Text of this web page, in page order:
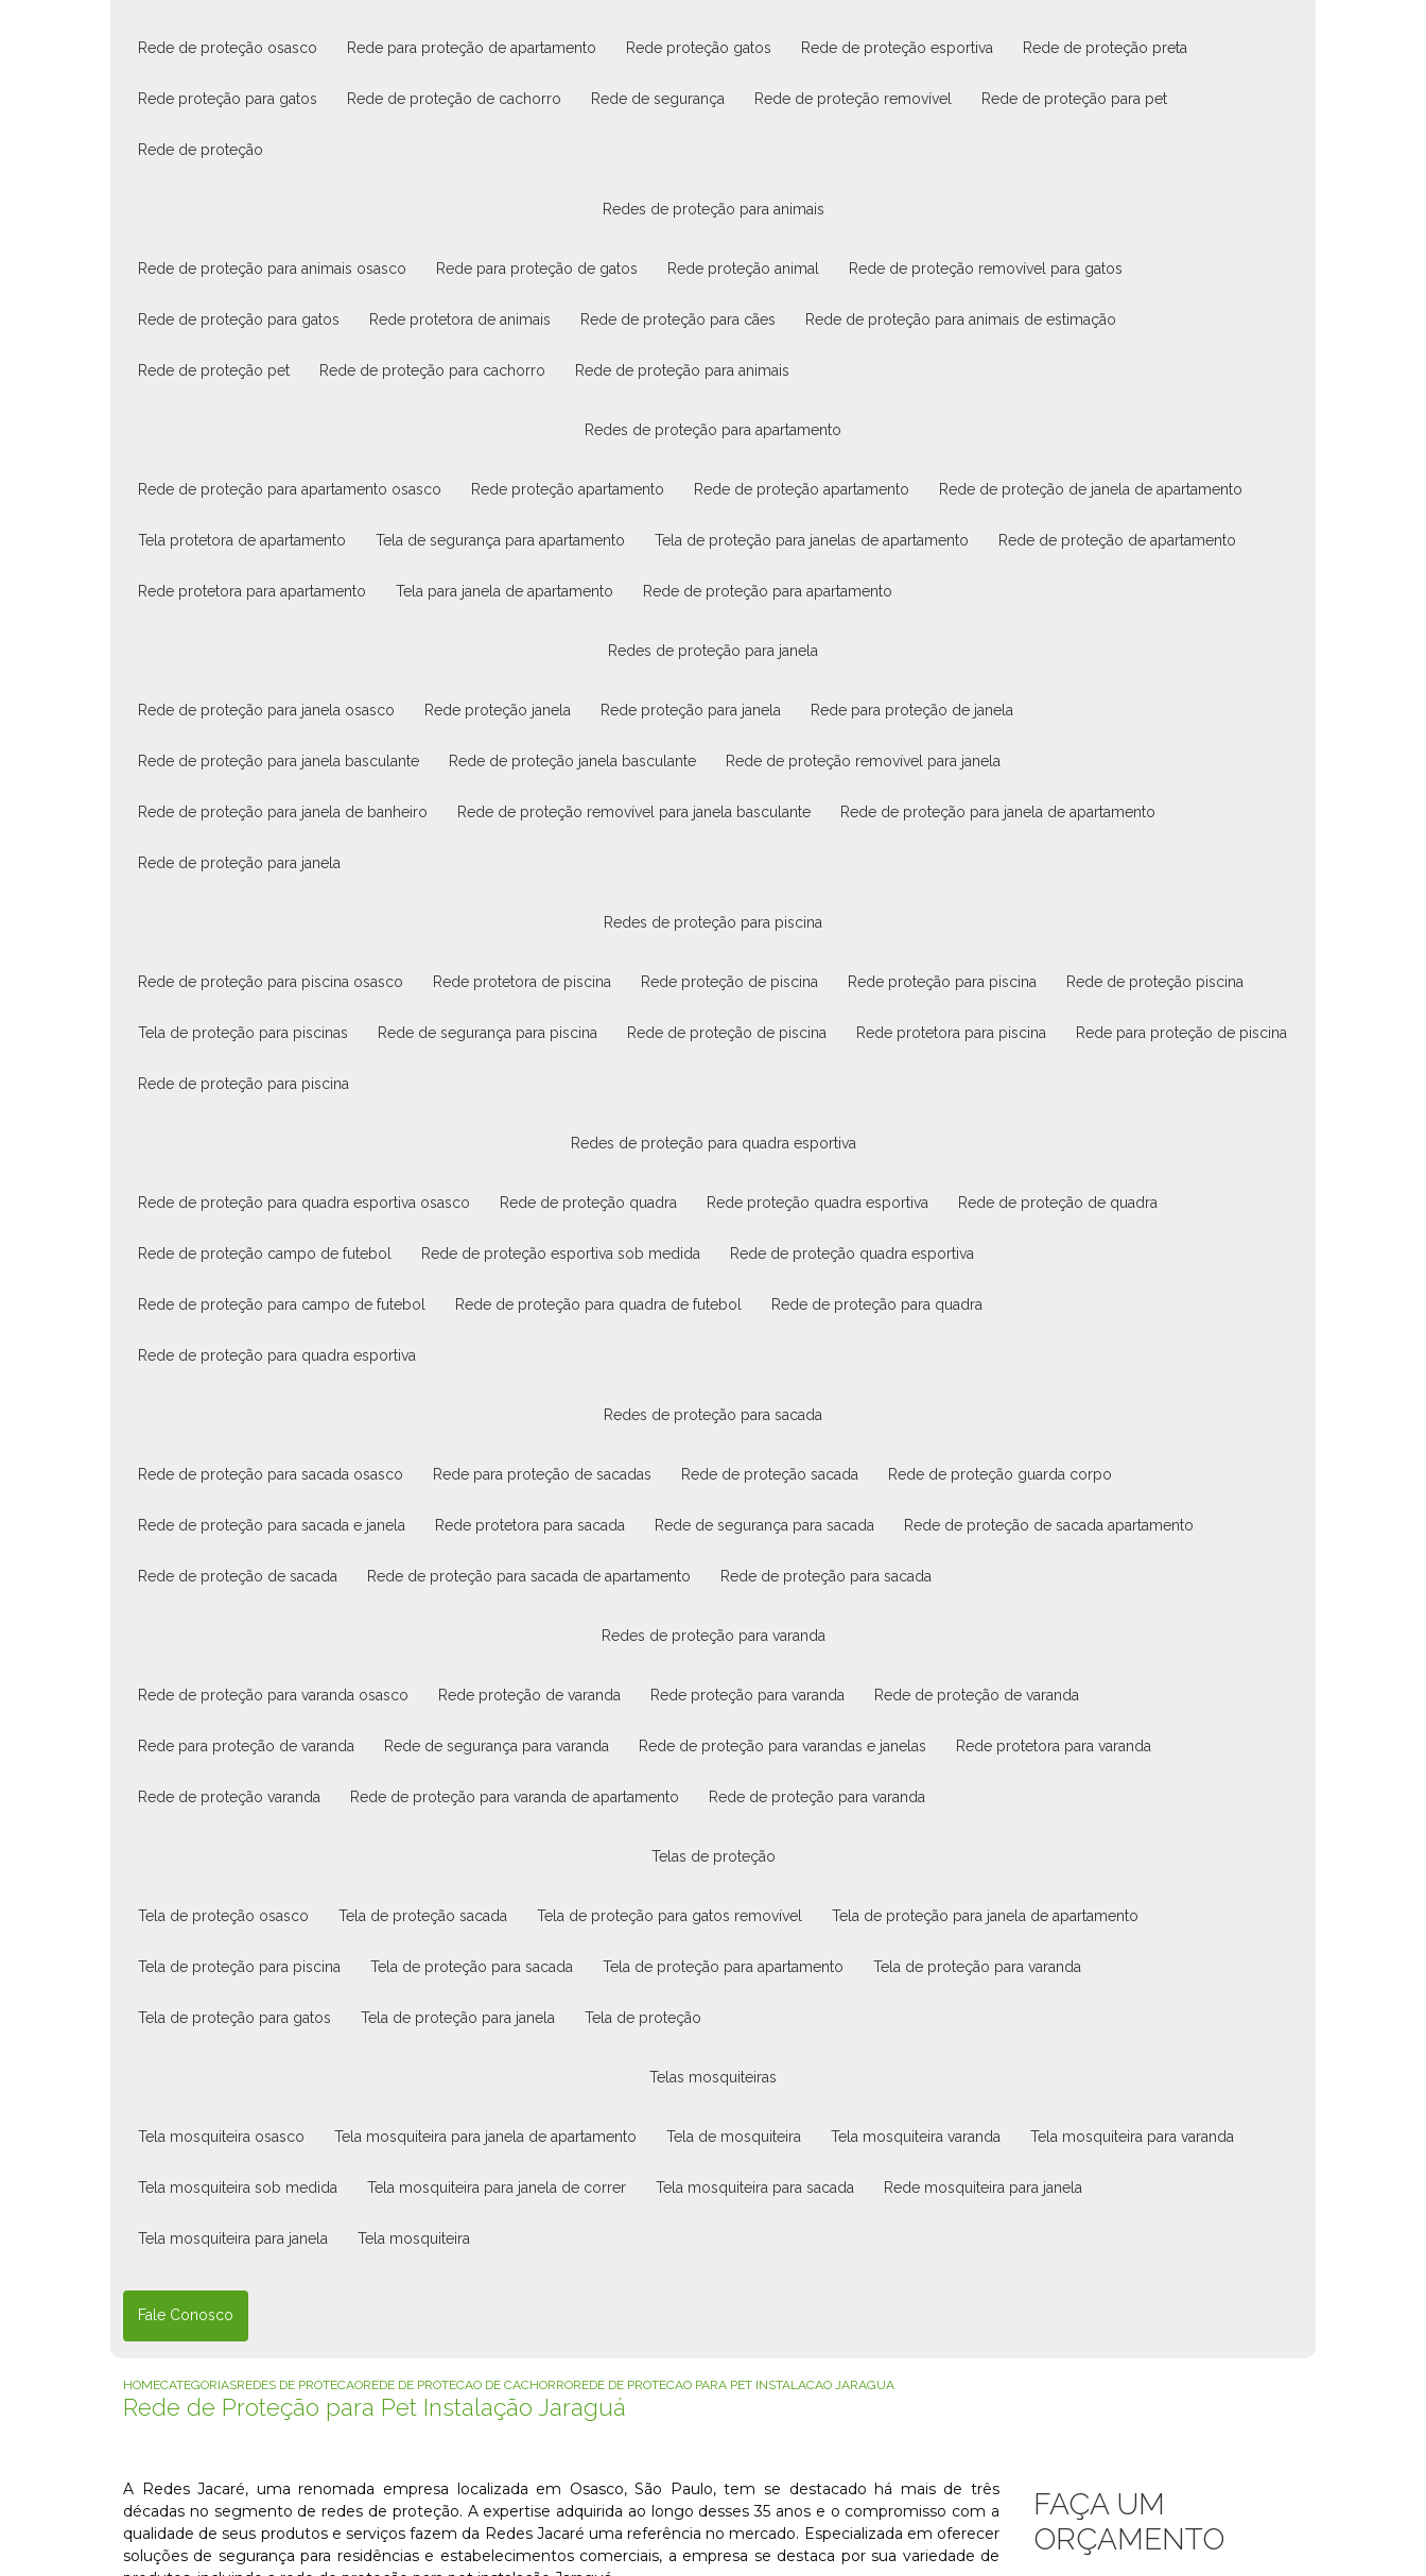
rede de proteção osasco rede para proteção de apartamento rede proteção gatos rede de proteção esportiva rede de proteção preta
rede proteção para gatos rede de proteção de cachorro rede de segurança rede de proteção removível rede de proteção para pet
rede de proteção
redes de proteção para animais
rede de proteção para animais osasco rede para proteção de gatos rede proteção animal rede de proteção removível para gatos
rede de proteção para gatos rede protetora de animais rede de proteção para cães rede de proteção para animais de estimação
rede de proteção pet rede de proteção para cachorro rede de proteção para animais
redes de proteção para apartamento
rede de proteção para apartamento osasco rede proteção apartamento rede de proteção apartamento rede de proteção de janela de apartamento
tela protetora de apartamento tela de segurança para apartamento tela de proteção para janelas de apartamento rede de proteção de apartamento
rede protetora para apartamento tela para janela de apartamento rede de proteção para apartamento
redes de proteção para janela
rede de proteção para janela osasco rede proteção janela rede proteção para janela rede para proteção de janela
rede de proteção para janela basculante rede de proteção janela basculante rede de proteção removível para janela
rede de proteção para janela de banheiro rede de proteção removível para janela basculante rede de proteção para janela de apartamento
rede de proteção para janela
redes de proteção para piscina
rede de proteção para piscina osasco rede protetora de piscina rede proteção de piscina rede proteção para piscina rede de proteção piscina
tela de proteção para piscinas rede de segurança para piscina rede de proteção de piscina rede protetora para piscina rede para proteção de piscina
rede de proteção para piscina
redes de proteção para quadra esportiva
rede de proteção para quadra esportiva osasco rede de proteção quadra rede proteção quadra esportiva rede de proteção de quadra
rede de proteção campo de futebol rede de proteção esportiva sob medida rede de proteção quadra esportiva
rede de proteção para campo de futebol rede de proteção para quadra de futebol rede de proteção para quadra
rede de proteção para quadra esportiva
redes de proteção para sacada
rede de proteção para sacada osasco rede para proteção de sacadas rede de proteção sacada rede de proteção guarda corpo
rede de proteção para sacada e janela rede protetora para sacada rede de segurança para sacada rede de proteção de sacada apartamento
rede de proteção de sacada rede de proteção para sacada de apartamento rede de proteção para sacada
redes de proteção para varanda
rede de proteção para varanda osasco rede proteção de varanda rede proteção para varanda rede de proteção de varanda
rede para proteção de varanda rede de segurança para varanda rede de proteção para varandas e janelas rede protetora para varanda
rede de proteção varanda rede de proteção para varanda de apartamento rede de proteção para varanda
telas de proteção
tela de proteção osasco tela de proteção sacada tela de proteção para gatos removível tela de proteção para janela de apartamento
tela de proteção para piscina tela de proteção para sacada tela de proteção para apartamento tela de proteção para varanda
tela de proteção para gatos tela de proteção para janela tela de proteção
telas mosquiteiras
tela mosquiteira osasco tela mosquiteira para janela de apartamento tela de mosquiteira tela mosquiteira varanda tela mosquiteira para varanda
tela mosquiteira sob medida tela mosquiteira para janela de correr tela mosquiteira para sacada rede mosquiteira para janela
tela mosquiteira para janela tela mosquiteira
Fale Conosco
HOMECATEGORIASREDES DE PROTECAOREDE DE PROTECAO DE CACHORROREDE DE PROTECAO PARA PET INSTALACAO JARAGUA
Rede de Proteção para Pet Instalação Jaraguá
A Redes Jacaré, uma renomada empresa localizada em Osasco, São Paulo, tem se destacado há mais de três
décadas no segmento de redes de proteção. A expertise adquirida ao longo desses 35 anos e o compromisso com a
qualidade de seus produtos e serviços fazem da Redes Jacaré uma referência no mercado. Especializada em oferecer
soluções de segurança para residências e estabelecimentos comerciais, a empresa se destaca por sua variedade de
FAÇA UM
ORÇAMENTO